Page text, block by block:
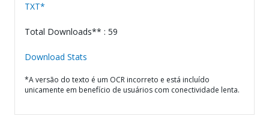
TXT*
Total Downloads** : 59
Download Stats
*A versão do texto é um OCR incorreto e está incluído
unicamente em benefício de usuários com conectividade lenta.